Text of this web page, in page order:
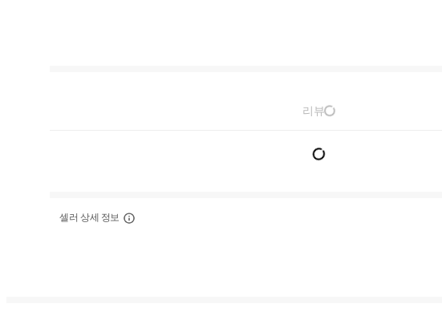
리뷰
셀러 상세 정보